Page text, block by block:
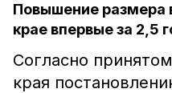
Повышение размера
крае впервые за 2,5
Согласно
края